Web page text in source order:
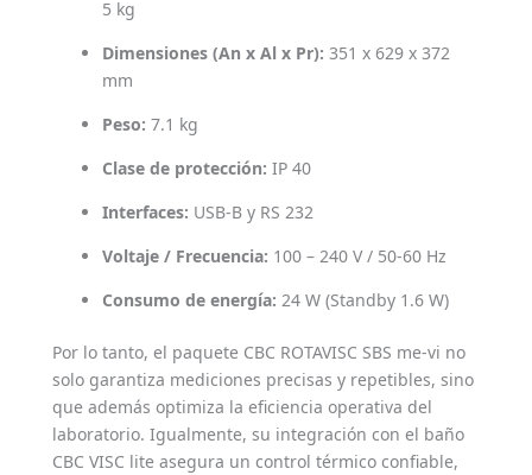
5 kg
Dimensiones (An x Al x Pr): 351 x 629 x 372
mm
Peso: 7.1 kg
Clase de protección: IP 40
Interfaces: USB-B y RS 232
Voltaje / Frecuencia: 100 – 240 V / 50-60 Hz
Consumo de energía: 24 W (Standby 1.6 W)
Por lo tanto, el paquete CBC ROTAVISC SBS me-vi no
solo garantiza mediciones precisas y repetibles, sino
que además optimiza la eficiencia operativa del
laboratorio. Igualmente, su integración con el baño
CBC VISC lite asegura un control térmico confiable,